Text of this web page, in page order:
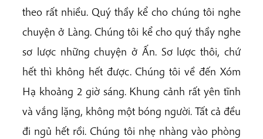
theo rất nhiều. Quý thầy kể cho chúng tôi nghe
chuyện ở Làng. Chúng tôi kể cho quý thầy nghe
sơ lược những chuyện ở Ấn. Sơ lược thôi, chứ
hết thì không hết được. Chúng tôi về đến Xóm
Hạ khoảng 2 giờ sáng. Khung cảnh rất yên tĩnh
và vắng lặng, không một bóng người. Tất cả đều
đi ngủ hết rồi. Chúng tôi nhẹ nhàng vào phòng